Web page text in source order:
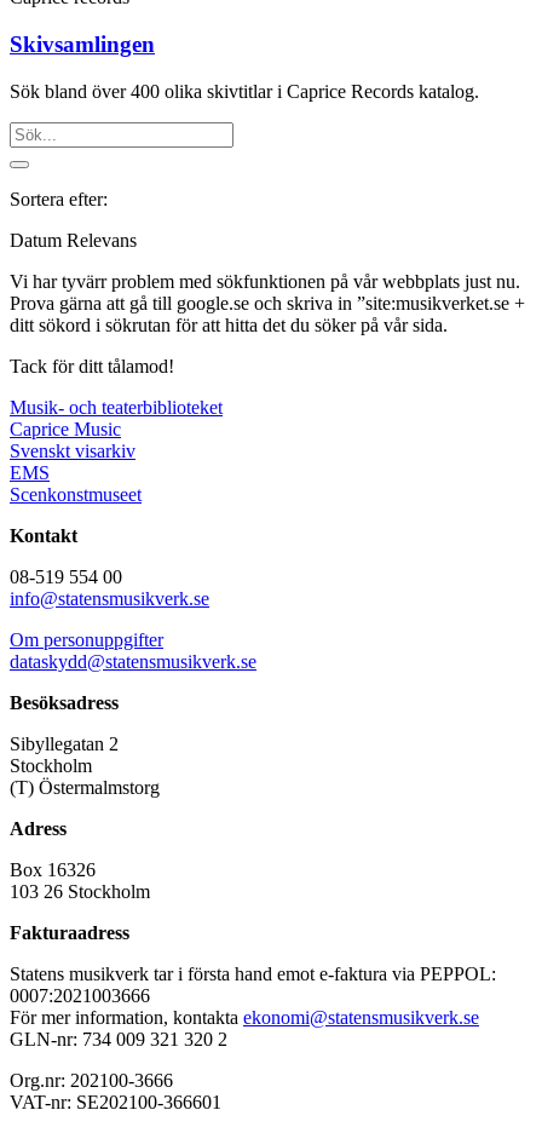
Skivsamlingen
Sök bland över 400 olika skivtitlar i Caprice Records katalog.
Sortera efter:
Datum Relevans
Vi har tyvärr problem med sökfunktionen på vår webbplats just nu.
Prova gärna att gå till google.se och skriva in ”site:musikverket.se +
ditt sökord i sökrutan för att hitta det du söker på vår sida.
Tack för ditt tålamod!
Musik- och teaterbiblioteket
Caprice Music
Svenskt visarkiv
EMS
Scenkonstmuseet
Kontakt
08-519 554 00
info@statensmusikverk.se
Om personuppgifter
dataskydd@statensmusikverk.se
Besöksadress
Sibyllegatan 2
Stockholm
(T) Östermalmstorg
Adress
Box 16326
103 26 Stockholm
Fakturaadress
Statens musikverk tar i första hand emot e-faktura via PEPPOL:
0007:2021003666
För mer information, kontakta ekonomi@statensmusikverk.se
GLN-nr: 734 009 321 320 2
Org.nr: 202100-3666
VAT-nr: SE202100-366601